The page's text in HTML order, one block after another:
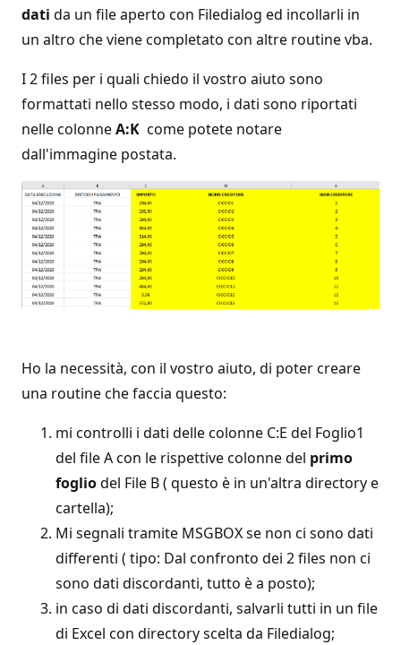
dati da un file aperto con Filedialog ed incollarli in
un altro che viene completato con altre routine vba.
I 2 files per i quali chiedo il vostro aiuto sono
formattati nello stesso modo, i dati sono riportati
nelle colonneA:K come potete notare
dall'immagine postata.
Ho la necessità, con il vostro aiuto, di poter creare
una routine che faccia questo:
mi controlli i dati delle colonne C:E del Foglio1
del file A con le rispettive colonne del primo
fogliodel File B ( questo è in un'altra directory e
cartella);
Mi segnali tramite MSGBOX se non ci sono dati
differenti ( tipo: Dal confronto dei 2 files non ci
sono dati discordanti, tutto è a posto);
in caso di dati discordanti, salvarli tutti in un file
di Excel con directory scelta da Filedialog;